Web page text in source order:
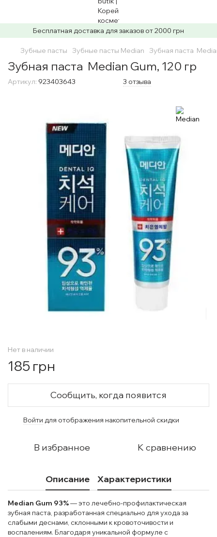
Бесплатная доставка для заказов от 2000 грн
Зубные пасты Зубные пасты Median Зубная паста
Зубная паста Median Gum, 120 гр
Артикул: 923403643 3 отзыва
Нет в наличии
185 грн
Сообщить, когда появится
Войти для отображения накопительной скидки
В избранное К сравнению
Описание Характеристики
Median Gum 93%— это лечебно-профилактическая
зубная паста, разработанная специально для ухода за
слабыми деснами, склонными к кровоточивости и
воспалениям. Благодаря уникальной формуле с